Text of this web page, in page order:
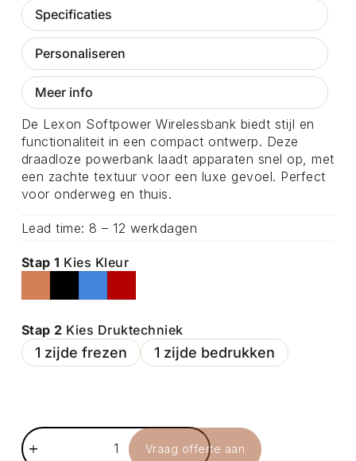
Specificaties
Personaliseren
Meer info
De Lexon Softpower Wirelessbank biedt stijl en
functionaliteit in een compact ontwerp. Deze
draadloze powerbank laadt apparaten snel op, met
een zachte textuur voor een luxe gevoel. Perfect
voor onderweg en thuis.
Lead time: 8 – 12 werkdagen
Stap 1 Kies Kleur
Stap 2 Kies Druktechniek
1 zijde frezen 1 zijde bedrukken
Vraag offerte aan